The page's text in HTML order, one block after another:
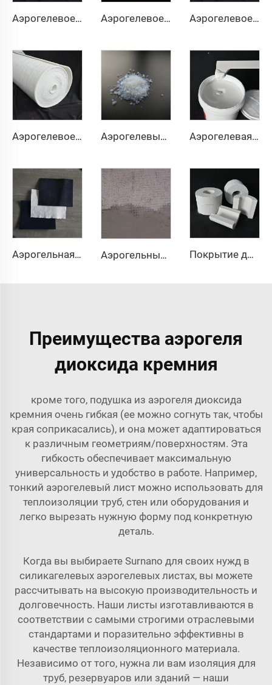
Аэрогелевое теплоизоляционное одеяло 200℃ Аэрогелевое теплоизоляционное одеяло 350℃ Аэрогелевое изоляционное одеяло 650℃
Аэрогелевое теплоизоляционное одеяло 1000℃ Аэрогелевый порошок и гранулы Аэрогелевая краска
Аэрогельная ткань Аэрогельный раствор и бетон Покрытие для трубопроводов из аэрогеля
Преимущества аэрогеля
диоксида кремния
кроме того, подушка из аэрогеля диоксида
кремния очень гибкая (ее можно согнуть так, чтобы
края соприкасались), и она может адаптироваться
к различным геометриям/поверхностям. Эта
гибкость обеспечивает максимальную
универсальность и удобство в работе. Например,
тонкий аэрогелевый лист можно использовать для
теплоизоляции труб, стен или оборудования и
легко вырезать нужную форму под конкретную
деталь.
Когда вы выбираете Surnano для своих нужд в
силикагелевых аэрогелевых листах, вы можете
рассчитывать на высокую производительность и
долговечность. Наши листы изготавливаются в
соответствии с самыми строгими отраслевыми
стандартами и поразительно эффективны в
качестве теплоизоляционного материала.
Независимо от того, нужна ли вам изоляция для
труб, резервуаров или зданий — наши